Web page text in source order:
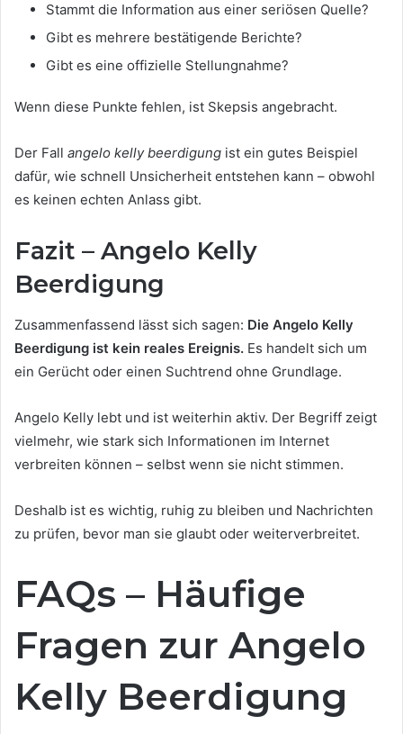
Stammt die Information aus einer seriösen Quelle?
Gibt es mehrere bestätigende Berichte?
Gibt es eine offizielle Stellungnahme?
Wenn diese Punkte fehlen, ist Skepsis angebracht.
Der Fall angelo kelly beerdigung ist ein gutes Beispiel
dafür, wie schnell Unsicherheit entstehen kann – obwohl
es keinen echten Anlass gibt.
Fazit – Angelo Kelly
Beerdigung
Zusammenfassend lässt sich sagen: Die Angelo Kelly
Beerdigung ist kein reales Ereignis. Es handelt sich um
ein Gerücht oder einen Suchtrend ohne Grundlage.
Angelo Kelly lebt und ist weiterhin aktiv. Der Begriff zeigt
vielmehr, wie stark sich Informationen im Internet
verbreiten können – selbst wenn sie nicht stimmen.
Deshalb ist es wichtig, ruhig zu bleiben und Nachrichten
zu prüfen, bevor man sie glaubt oder weiterverbreitet.
FAQs – Häufige
Fragen zur Angelo
Kelly Beerdigung